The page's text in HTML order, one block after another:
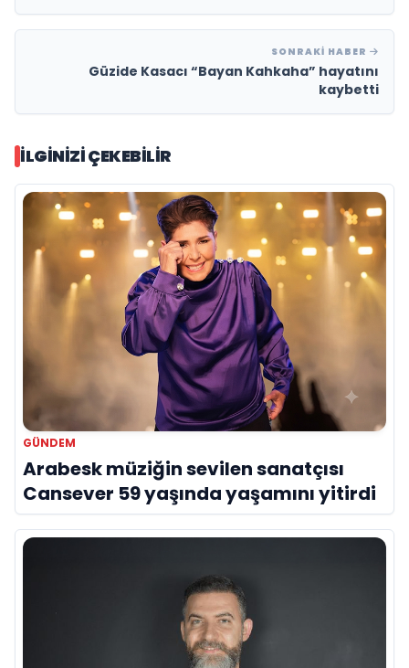
SONRAKI HABER
Güzide Kasacı “Bayan Kahkaha” hayatını
kaybetti
İLGINIZI ÇEKEBILIR
GÜNDEM
Arabesk müziğin sevilen sanatçısı
Cansever 59 yaşında yaşamını yitirdi